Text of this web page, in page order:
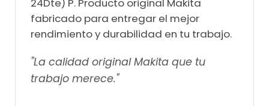
fabricado para entregar el mejor
rendimiento y durabilidad en tu trabajo.
"La calidad original Makita que tu
trabajo merece."